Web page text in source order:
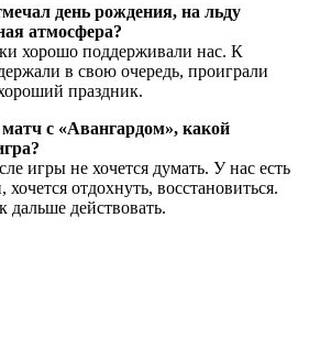
день рождения, на льду
атмосфера?
хорошо поддерживали нас. К
в свою очередь, проиграли
праздник.
с «Авангардом», какой
игры не хочется думать. У нас есть
отдохнуть, восстановиться.
дальше действовать.